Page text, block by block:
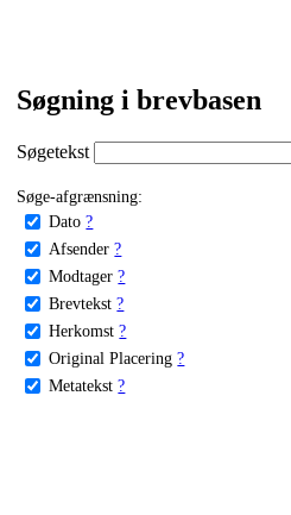
Søgning i brevbasen
Søgetekst
Søge-afgrænsning:
Dato ?
Afsender ?
Modtager ?
Brevtekst ?
Herkomst ?
Original Placering ?
Metatekst ?